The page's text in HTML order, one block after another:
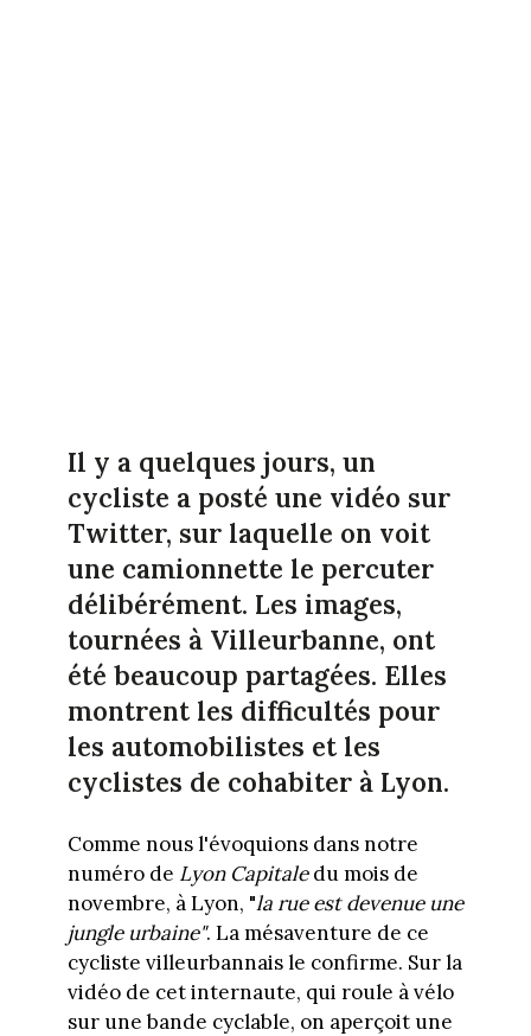
Il y a quelques jours, un
cycliste a posté une vidéo sur
Twitter, sur laquelle on voit
une camionnette le percuter
délibérément. Les images,
tournées à Villeurbanne, ont
été beaucoup partagées. Elles
montrent les difficultés pour
les automobilistes et les
cyclistes de cohabiter à Lyon.
Comme nous l'évoquions dans notre
numéro de Lyon Capitaledu mois de
novembre, à Lyon, "la rue est devenue une
jungle urbaine". La mésaventure de ce
cycliste villeurbannais le confirme. Sur la
vidéo de cet internaute, qui roule à vélo
sur une bande cyclable, on aperçoit une